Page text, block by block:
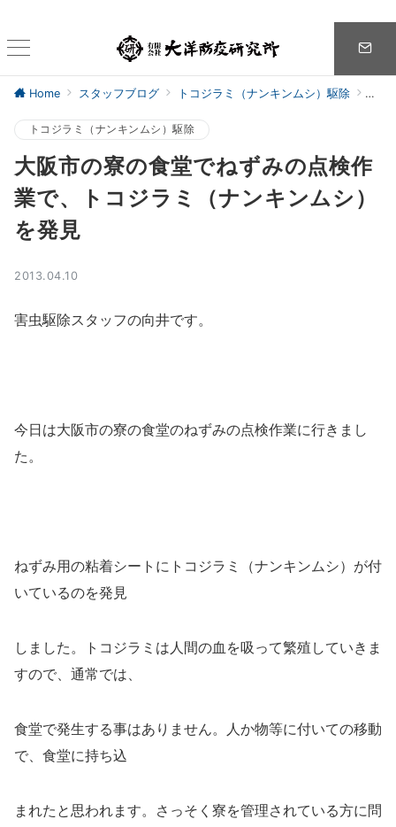
Home スタッフブログ トコジラミ（ナンキンムシ）駆除 大阪
トコジラミ（ナンキンムシ）駆除
大阪市の寮の食堂でねずみの点検作
業で、トコジラミ（ナンキンムシ）
を発見
2013.04.10
害虫駆除スタッフの向井です。
今日は大阪市の寮の食堂のねずみの点検作業に行きまし
た。
ねずみ用の粘着シートにトコジラミ（ナンキンムシ）が付
いているのを発見
しました。トコジラミは人間の血を吸って繁殖していきま
すので、通常では、
食堂で発生する事はありません。人か物等に付いての移動
で、食堂に持ち込
まれたと思われます。さっそく寮を管理されている方に問